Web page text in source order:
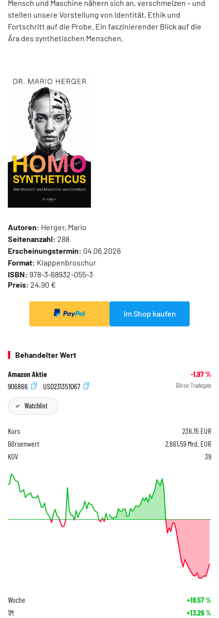
Mensch und Maschine nähern sich an, verschmelzen – und
stellen unsere Vorstellung von Identität, Ethik und
Fortschritt auf die Probe. Ein faszinierender Blick auf die
Ära des synthetischen Menschen.
Autoren: Herger, Mario
Seitenanzahl: 288
Erscheinungstermin: 04.06.2026
Format: Klappenbroschur
ISBN: 978-3-68932-055-3
Preis: 24,90 €
Im Shop kaufen
Behandelter Wert
Amazon Aktie -1,97%
906866
US0231351067 Börse: Tradegate
Watchlist
Kurs 236,15 EUR
Börsenwert
2.661,59 Mrd. EUR
KGV
39
Woche +18,57%
1M +13,26%